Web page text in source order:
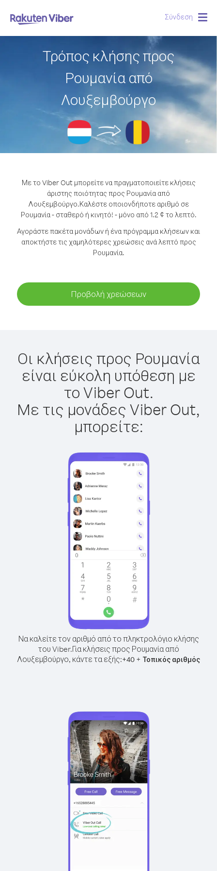
Σύνδεση
Τρόπος κλήσης προς
Ρουμανία από
Λουξεμβούργο
Με το Viber Out μπορείτε να πραγματοποιείτε κλήσεις
άριστης ποιότητας προς Ρουμανία από
Λουξεμβούργο.Καλέστε οποιονδήποτε αριθμό σε
Ρουμανία - σταθερό ή κινητό! - μόνο από 1.2 ¢ το λεπτό.
Αγοράστε πακέτα μονάδων ή ένα πρόγραμμα κλήσεων και
αποκτήστε τις χαμηλότερες χρεώσεις ανά λεπτό προς
Ρουμανία.
Προβολή χρεώσεων
Οι κλήσεις προς Ρουμανία
είναι εύκολη υπόθεση με
το Viber Out.
Με τις μονάδες Viber Out,
μπορείτε:
Να καλείτε τον αριθμό από το πληκτρολόγιο κλήσης
του Viber.Για κλήσεις προς Ρουμανία από
Λουξεμβούργο, κάντε τα εξής:+40 + Τοπικός αριθμός